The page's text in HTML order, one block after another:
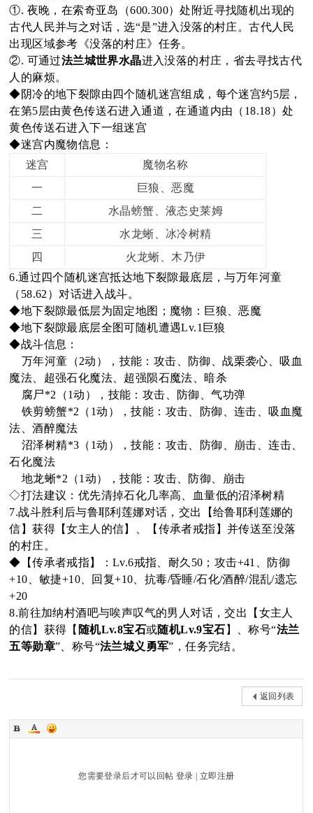
①. 夜晚，在索奇亚岛（600.300）处附近寻找随机出现的
古代人民并与之对话，选“是”进入没落的村庄。古代人民
出现区域参考《没落的村庄》任务。
②. 可通过法兰城世界水晶进入没落的村庄，省去寻找古代
人的麻烦。
◆阴冷的地下裂隙由四个随机迷宫组成，每个迷宫约5层，
在第5层由黄色传送石进入通道，在通道内由（18.18）处
黄色传送石进入下一组迷宫
◆迷宫内魔物信息：
迷宫
魔物名称
一
巨狼、恶魔
二
水晶螃蟹、液态史莱姆
三
水龙蜥、冰冷树精
四
火龙蜥、木乃伊
6.通过四个随机迷宫抵达地下裂隙最底层，与万年河童
（58.62）对话进入战斗。
◆地下裂隙最低层为固定地图；魔物：巨狼、恶魔
◆地下裂隙最底层全图可随机遭遇Lv.1巨狼
◆战斗信息：
万年河童（2动），技能：攻击、防御、战栗袭心、吸血
魔法、超强石化魔法、超强陨石魔法、暗杀
腐尸*2（1动），技能：攻击、防御、气功弹
铁剪螃蟹*2（1动），技能：攻击、防御、连击、吸血魔
法、酒醉魔法
沼泽树精*3（1动），技能：攻击、防御、崩击、连击、
石化魔法
地龙蜥*2（1动），技能：攻击、防御、崩击
◇打法建议：优先清掉石化几率高、血量低的沼泽树精
7.战斗胜利后与鲁耶利莲娜对话，交出【给鲁耶利莲娜的
信】获得【女主人的信】、【传承者戒指】并传送至没落
的村庄。
◆【传承者戒指】：Lv.6戒指、耐久50；攻击+41、防御
+10、敏捷+10、回复+10、抗毒/昏睡/石化/酒醉/混乱/遗忘
+20
8.前往加纳村酒吧与唉声叹气的男人对话，交出【女主人
的信】获得【 随机Lv.8宝石或随机Lv.9宝石 】、称号“法兰
五等勋章”、称号“法兰城义勇军”，任务完结。
返回列表
您需要登录后才可以回帖登录 |立即注册